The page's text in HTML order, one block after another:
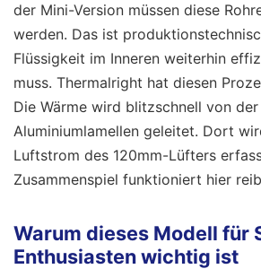
der Mini-Version müssen diese
werden. Das ist
Flüssigkeit im Inneren weiterhin
muss. Thermalright hat diesen
Die Wärme wird blitzschnell von
Aluminiumlamellen geleitet. Dort
Luftstrom des 120mm-Lüfters
Zusammenspiel funktioniert hier
Warum dieses Modell für
Enthusiasten wichtig ist